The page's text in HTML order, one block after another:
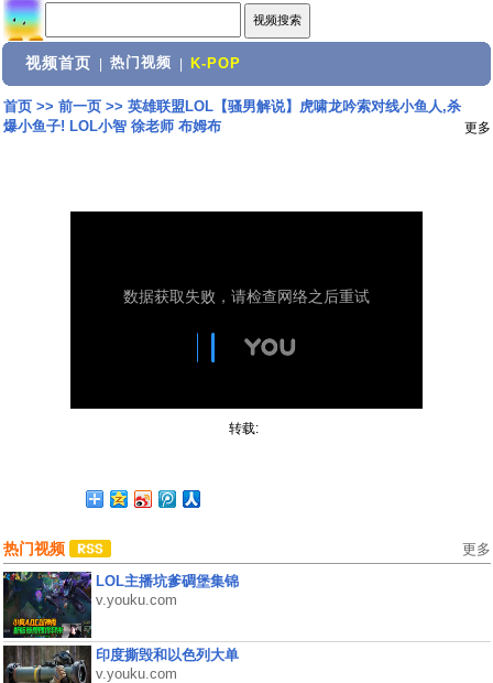
视频首页 热门视频 K-POP
首页>> 前一页>> 英雄联盟LOL【骚男解说】虎啸龙吟索对线小鱼人,杀
爆小鱼子! LOL小智 徐老师 布姆布
更多
转载:
热门视频 更多
LOL主播坑爹碉堡集锦
v.youku.com
印度撕毁和以色列大单
v.youku.com